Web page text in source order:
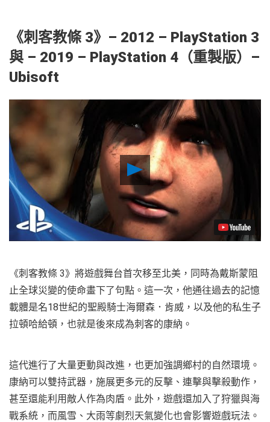
《刺客教條 3》– 2012 – PlayStation 3
與 – 2019 – PlayStation 4（重製版）–
Ubisoft
Play
Video
《刺客教條 3》將遊戲舞台首次移至北美，同時為戴斯蒙阻
止全球災變的使命畫下了句點。這一次，他通往過去的記憶
載體是名18世紀的聖殿騎士海爾森．肯威，以及他的私生子
拉頓哈給頓，也就是後來成為刺客的康納。
這代進行了大量更動與改進，也更加強調鄉村的自然環境。
康納可以雙持武器，施展更多元的反擊、連擊與擊殺動作，
甚至還能利用敵人作為肉盾。此外，遊戲還加入了狩獵與海
戰系統，而風雪、大雨等劇烈天氣變化也會影響遊戲玩法。